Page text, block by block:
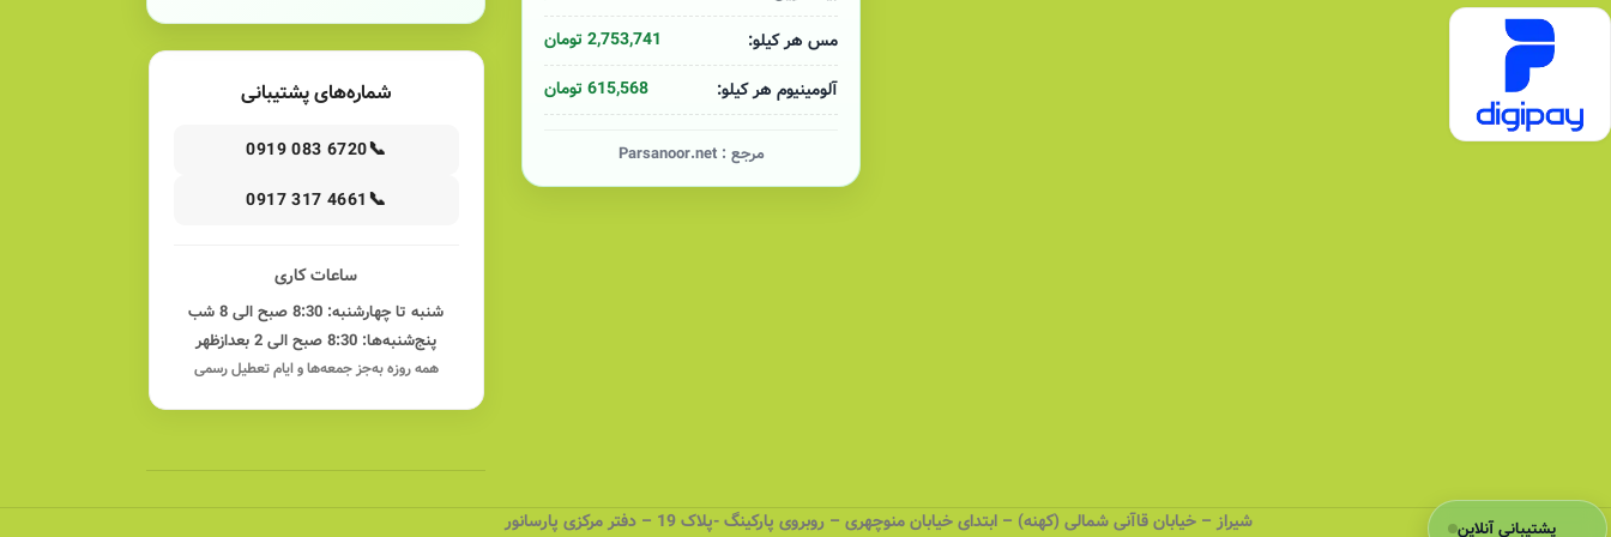
مس هر کیلو:
2,753,741 تومان
آلومینیوم هر کیلو:
615,568 تومان
مرجع :Parsanoor.net
شماره‌های پشتیبانی
📞
0919 083 6720
📞
0917 317 4661
ساعات کاری
شنبه تا چهارشنبه: 8:30 صبح الی 8 شب
پنج‌شنبه‌ها: 8:30 صبح الی 2 بعدازظهر
همه روزه به‌جز جمعه‌ها و ایام تعطیل رسمی
شیراز – خیابان قاآنی شمالی (کهنه) – ابتدای خیابان منوچهری – روبروی پارکینگ -پلاک 19 – دفتر مرکزی پارسانور
پشتیبانی آنلاین